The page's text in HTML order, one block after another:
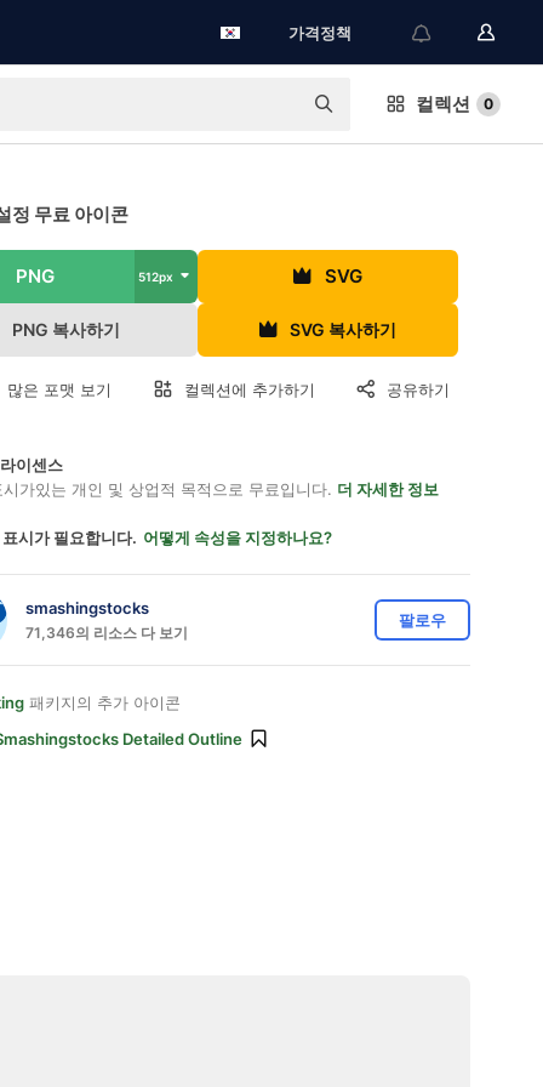
가격정책
컬렉션 0
정 무료 아이콘
PNG 512px SVG
PNG 복사하기 SVG 복사하기
많은 포맷 보기 컬렉션에 추가하기 공유하기
이센스
가있는 개인 및 상업적 목적으로 무료입니다. 더 자세한 정보
시가 필요합니다. 어떻게 속성을 지정하나요?
smashingstocks
71,346의 리소스 다 보기
팔로우
패키지의 추가 아이콘
Detailed Outline